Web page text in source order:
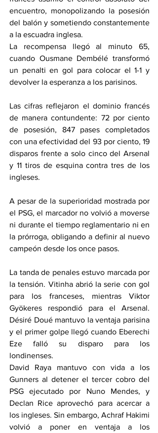
encuentro, monopolizando la posesión
del balón y sometiendo constantemente
a la escuadra inglesa.
La recompensa llegó al minuto 65,
cuando Ousmane Dembélé transformó
un penalti en gol para colocar el 1-1 y
devolver la esperanza a los parisinos.
Las cifras reflejaron el dominio francés
de manera contundente: 72 por ciento
de posesión, 847 pases completados
con una efectividad del 93 por ciento, 19
disparos frente a solo cinco del Arsenal
y 11 tiros de esquina contra tres de los
ingleses.
A pesar de la superioridad mostrada por
el PSG, el marcador no volvió a moverse
ni durante el tiempo reglamentario ni en
la prórroga, obligando a definir al nuevo
campeón desde los once pasos.
La tanda de penales estuvo marcada por
la tensión. Vitinha abrió la serie con gol
para los franceses, mientras Viktor
Gyökeres respondió para el Arsenal.
Désiré Doué mantuvo la ventaja parisina
y el primer golpe llegó cuando Eberechi
Eze falló su disparo para los
londinenses.
David Raya mantuvo con vida a los
Gunners al detener el tercer cobro del
PSG ejecutado por Nuno Mendes, y
Declan Rice aprovechó para acercar a
los ingleses. Sin embargo, Achraf Hakimi
volvió a poner en ventaja a los